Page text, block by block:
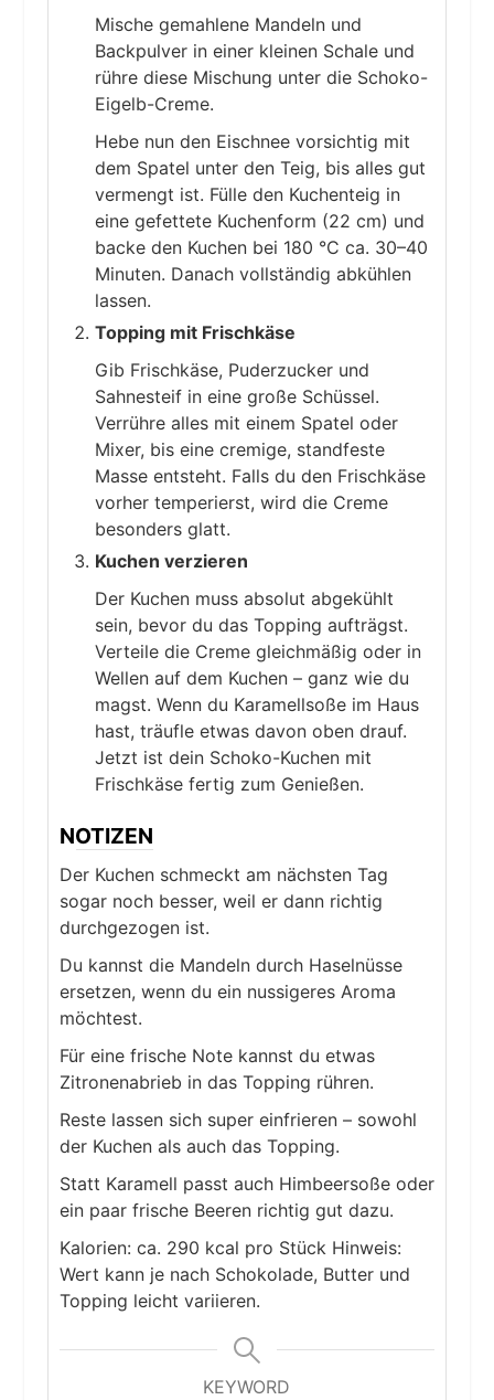
Mische gemahlene Mandeln und
Backpulver in einer kleinen Schale und
rühre diese Mischung unter die Schoko-
Eigelb-Creme.
Hebe nun den Eischnee vorsichtig mit
dem Spatel unter den Teig, bis alles gut
vermengt ist. Fülle den Kuchenteig in
eine gefettete Kuchenform (22 cm) und
backe den Kuchen bei 180 °C ca. 30–40
Minuten. Danach vollständig abkühlen
lassen.
Topping mit Frischkäse
Gib Frischkäse, Puderzucker und
Sahnesteif in eine große Schüssel.
Verrühre alles mit einem Spatel oder
Mixer, bis eine cremige, standfeste
Masse entsteht. Falls du den Frischkäse
vorher temperierst, wird die Creme
besonders glatt.
Kuchen verzieren
Der Kuchen muss absolut abgekühlt
sein, bevor du das Topping aufträgst.
Verteile die Creme gleichmäßig oder in
Wellen auf dem Kuchen – ganz wie du
magst. Wenn du Karamellsoße im Haus
hast, träufle etwas davon oben drauf.
Jetzt ist dein Schoko-Kuchen mit
Frischkäse fertig zum Genießen.
NOTIZEN
Der Kuchen schmeckt am nächsten Tag
sogar noch besser, weil er dann richtig
durchgezogen ist.
Du kannst die Mandeln durch Haselnüsse
ersetzen, wenn du ein nussigeres Aroma
möchtest.
Für eine frische Note kannst du etwas
Zitronenabrieb in das Topping rühren.
Reste lassen sich super einfrieren – sowohl
der Kuchen als auch das Topping.
Statt Karamell passt auch Himbeersoße oder
ein paar frische Beeren richtig gut dazu.
Kalorien: ca. 290 kcal pro Stück Hinweis:
Wert kann je nach Schokolade, Butter und
Topping leicht variieren.
KEYWORD